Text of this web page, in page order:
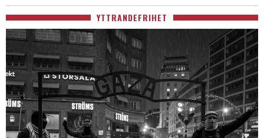
YTTRANDEFRIHET